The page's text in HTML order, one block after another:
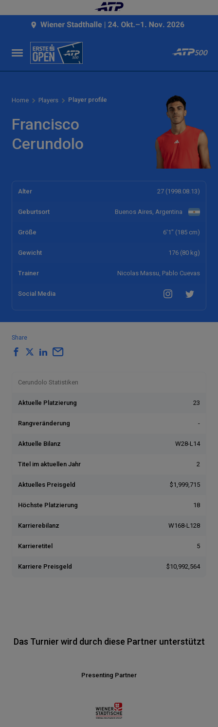
Home Players Player profile
Francisco
Cerundolo
Alter 27 (1998.08.13)
Geburtsort Buenos Aires, Argentina
Größe 6'1" (185 cm)
Gewicht 176 (80 kg)
Trainer Nicolas Massu, Pablo Cuevas
Social Media
Share
Cerundolo Statistiken
Aktuelle Platzierung 23
Rangveränderung -
Aktuelle Bilanz W28-L14
Titel im aktuellen Jahr 2
Aktuelles Preisgeld $1,999,715
Höchste Platzierung 18
Karrierebilanz W168-L128
Karrieretitel 5
Karriere Preisgeld $10,992,564
Das Turnier wird durch diese Partner unterstützt
Presenting Partner